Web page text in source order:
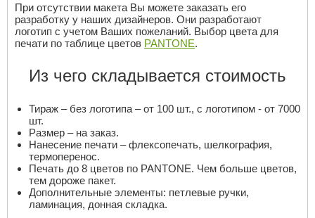
При отсутствии макета Вы можете заказать его
разработку у наших дизайнеров. Они разработают
логотип с учетом Ваших пожеланий. Выбор цвета для
печати по таблице цветов PANTONE.
Из чего складывается стоимость
Тираж – без логотипа – от 100 шт., с логотипом - от 7000
шт.
Размер – на заказ.
Нанесение печати – флексопечать, шелкография,
термоперенос.
Печать до 8 цветов по PANTONE. Чем больше цветов,
тем дороже пакет.
Дополнительные элементы: петлевые ручки,
ламинация, донная складка.